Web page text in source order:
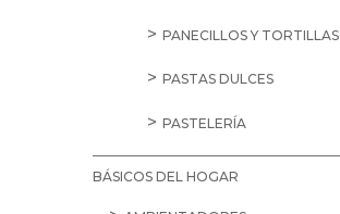
PANECILLOS Y TORTILLAS
PASTAS DULCES
PASTELERÍA
BÁSICOS DEL HOGAR